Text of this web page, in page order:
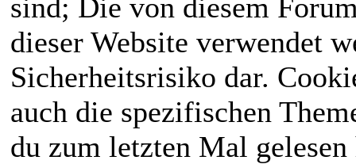
sind; Die von diesem
dieser Website verwendet
Sicherheitsrisiko dar.
auch die spezifischen
du zum letzten Mal